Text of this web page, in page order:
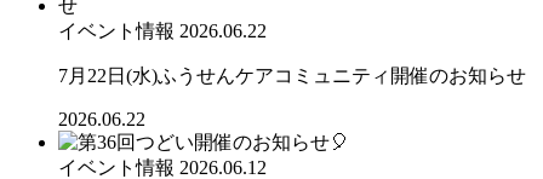
イベント情報 2026.06.22
7月22日(水)ふうせんケアコミュニティ開催のお知らせ
2026.06.22
イベント情報 2026.06.12